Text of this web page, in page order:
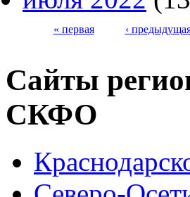
« первая ‹
Сайты
СКФО